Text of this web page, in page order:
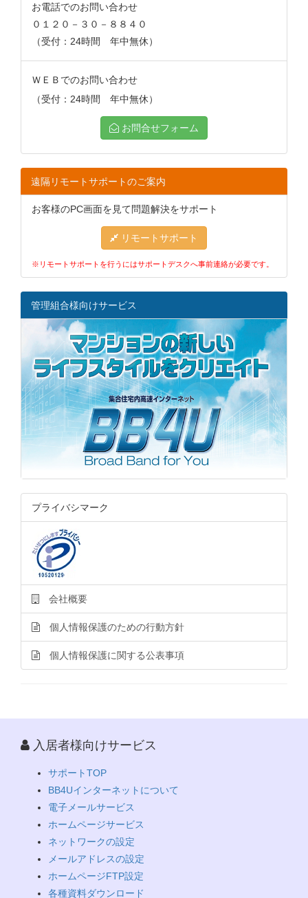
お電話でのお問い合わせ
０１２０－３０－８８４０
（受付：24時間 年中無休）
ＷＥＢでのお問い合わせ
（受付：24時間 年中無休）
お問合せフォーム
遠隔リモートサポートのご案内
お客様のPC画面を見て問題解決をサポート
リモートサポート
※リモートサポートを行うにはサポートデスクへ事前連絡が必要です。
管理組合様向けサービス
プライバシマーク
会社概要
個人情報保護のための行動方針
個人情報保護に関する公表事項
入居者様向けサービス
サポートTOP
BB4Uインターネットについて
電子メールサービス
ホームページサービス
ネットワークの設定
メールアドレスの設定
ホームページFTP設定
各種資料ダウンロード